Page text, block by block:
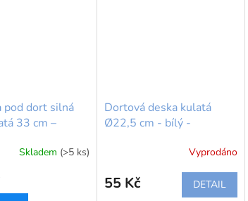
pod dort silná
33 cm –
Skladem (>5 ks)
Dortová deska kulatá
Ø22,5 cm - bílý -
Vyprodáno
55 Kč DETAIL